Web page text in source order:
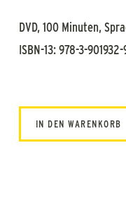
DVD, 100 Minuten,
ISBN-13: 978-3-901932-
IN DEN WARENKORB